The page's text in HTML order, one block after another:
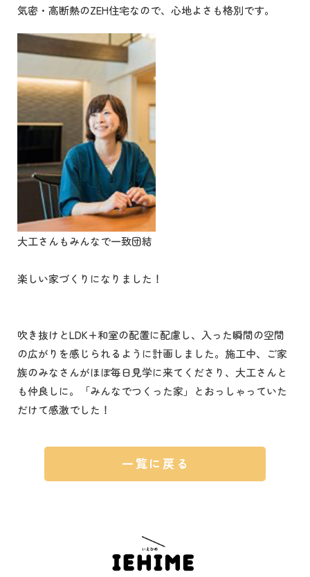
気密・高断熱のZEH住宅なので、心地よさも格別です。
大工さんもみんなで一致団結
楽しい家づくりになりました！
吹き抜けとLDK+和室の配置に配慮し、入った瞬間の空間
の広がりを感じられるように計画しました。施工中、ご家
族のみなさんがほぼ毎日見学に来てくださり、大工さんと
も仲良しに。「みんなでつくった家」とおっしゃっていた
だけて感激でした！
一覧に戻る